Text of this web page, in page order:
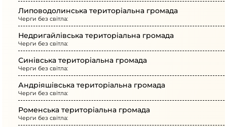
Липоводолинська територіальна громада
Черги без світла:
Недригайлівська територіальна громада
Черги без світла:
Синівська територіальна громада
Черги без світла:
Андріяшівська територіальна громада
Черги без світла:
Роменська територіальна громада
Черги без світла: